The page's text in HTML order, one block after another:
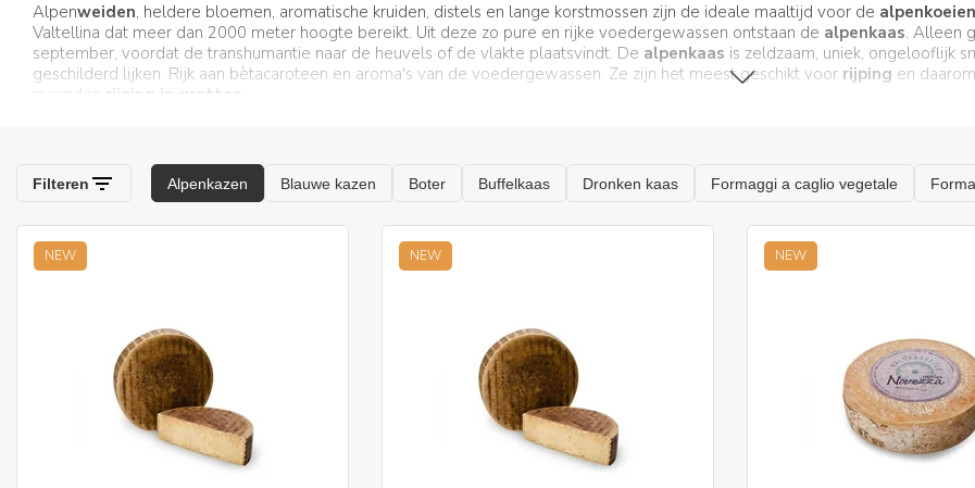
Alpenweiden, heldere bloemen, aromatische kruiden, distels en lange korstmossen zijn de ideale maaltijd voor de alpenkoeien
Valtellina dat meer dan 2000 meter hoogte bereikt. Uit deze zo pure en rijke voedergewassen ontstaan de alpenkaas. Alleen
september, voordat de transhumantie naar de heuvels of de vlakte plaatsvindt. De alpenkaas is zeldzaam, uniek, ongelooflijk
geschilderd lijken. Rijk aan bètacaroteen en aroma's van de voedergewassen. Ze zijn het meest geschikt voor rijping en
maanden rijping in grotten
NEW NEW NEW